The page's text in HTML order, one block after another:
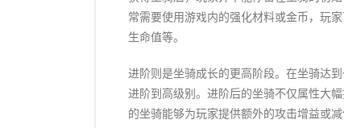
常需要使用游戏内的强化材料或金币，玩
生命值等。
进阶则是坐骑成长的更高阶段。在坐骑达
进阶到高级别。进阶后的坐骑不仅属性大
的坐骑能够为玩家提供额外的攻击增益或